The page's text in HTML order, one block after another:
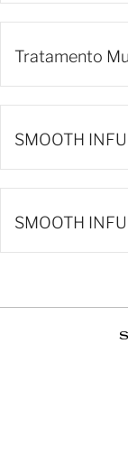
Tratamento
SMOOTH
SMOOTH